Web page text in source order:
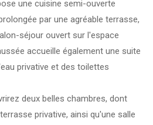
une cuisine semi-ouverte
par une agréable terrasse,
séjour ouvert sur l'espace
accueille également une suite
privative et des toilettes
deux belles chambres, dont
privative, ainsi qu'une salle